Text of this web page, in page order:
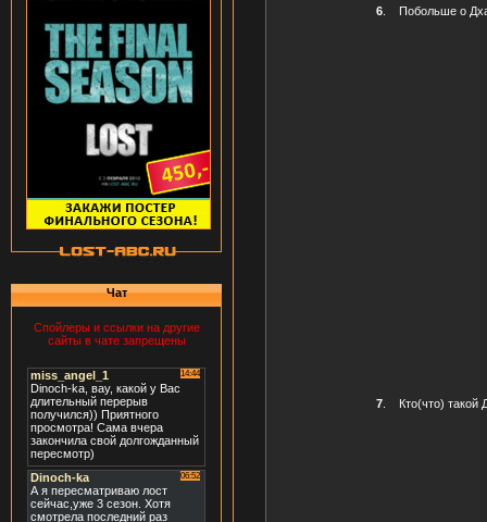
Чат
Спойлеры и ссылки на другие
сайты в чате запрещены
6. Побольше о
7. Кто(что) такой